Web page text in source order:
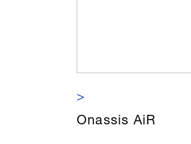
>
Onassis AiR